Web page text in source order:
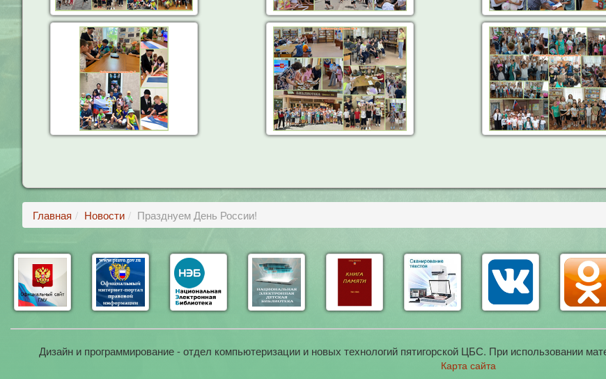
Главная Новости Празднуем День России!
Дизайн и программирование - отдел компьютеризации и новых технологий пятигорской ЦБС. При использовании
Карта сайта